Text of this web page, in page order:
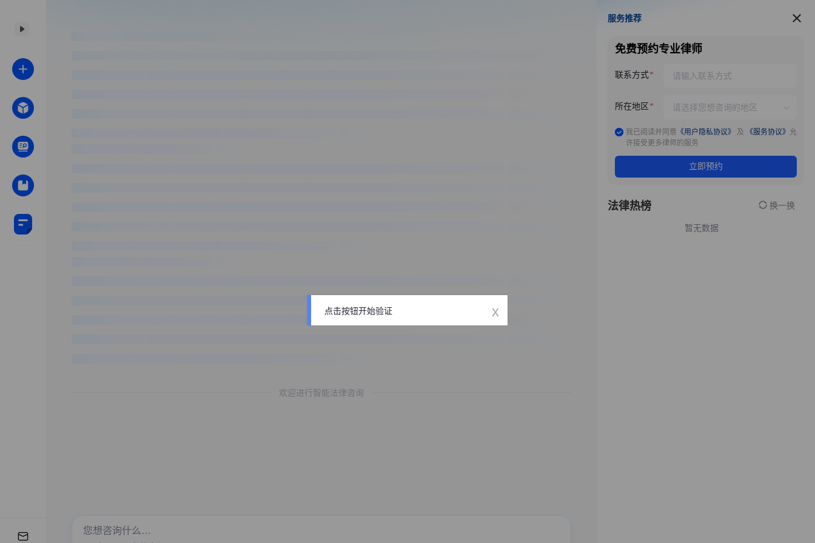
欢迎进行智能法律咨询
服务推荐
服务推荐
免费预约专业律师
联系方式
所在地区
我已阅读并同意 《用户隐私协议》 及 《服务协议》 允
许接受更多律师的服务
立即预约
法律热榜 换一换
暂无数据
点击按钮开始验证 x